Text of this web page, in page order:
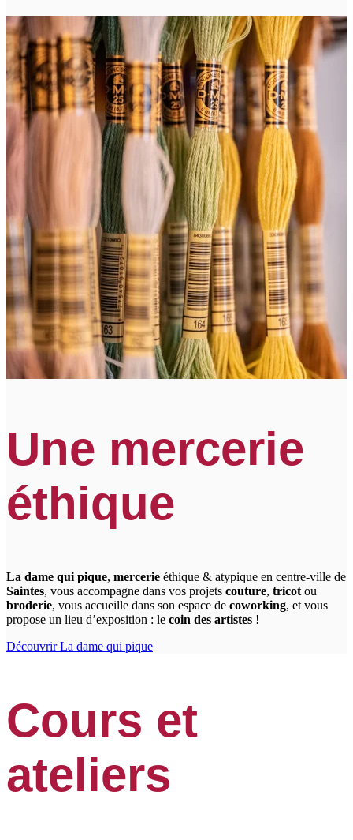
Une mercerie
éthique
La dame qui pique, mercerie éthique & atypique en centre-ville de
Saintes, vous accompagne dans vos projets couture, tricot ou
broderie, vous accueille dans son espace de coworking, et vous
propose un lieu d’exposition : le coin des artistes !
Découvrir La dame qui pique
Cours et
ateliers